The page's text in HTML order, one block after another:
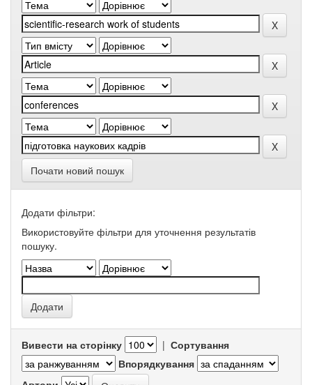
Почати новий пошук
Додати фільтри:
Використовуйте фільтри для уточнення результатів
пошуку.
Вивести на сторінку | Сортування
Впорядкування